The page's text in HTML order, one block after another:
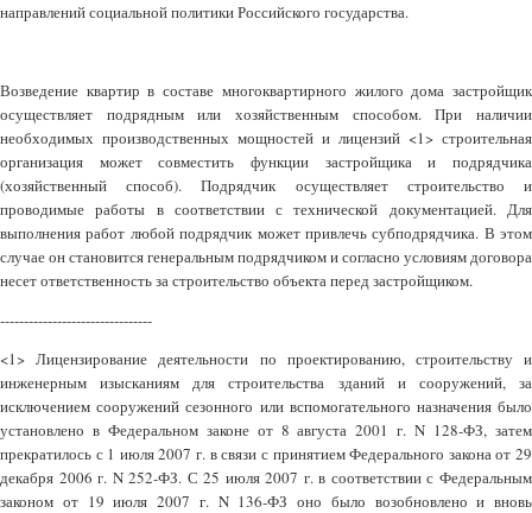
направлений социальной политики Российского государства.
Возведение квартир в составе многоквартирного жилого дома застройщик
осуществляет подрядным или хозяйственным способом. При наличии
необходимых производственных мощностей и лицензий <1> строительная
организация может совместить функции застройщика и подрядчика
(хозяйственный способ). Подрядчик осуществляет строительство и
проводимые работы в соответствии с технической документацией. Для
выполнения работ любой подрядчик может привлечь субподрядчика. В этом
случае он становится генеральным подрядчиком и согласно условиям договора
несет ответственность за строительство объекта перед застройщиком.
--------------------------------
<1> Лицензирование деятельности по проектированию, строительству и
инженерным изысканиям для строительства зданий и сооружений, за
исключением сооружений сезонного или вспомогательного назначения было
установлено в Федеральном законе от 8 августа 2001 г. N 128-ФЗ, затем
прекратилось с 1 июля 2007 г. в связи с принятием Федерального закона от 29
декабря 2006 г. N 252-ФЗ. С 25 июля 2007 г. в соответствии с Федеральным
законом от 19 июля 2007 г. N 136-ФЗ оно было возобновлено и вновь